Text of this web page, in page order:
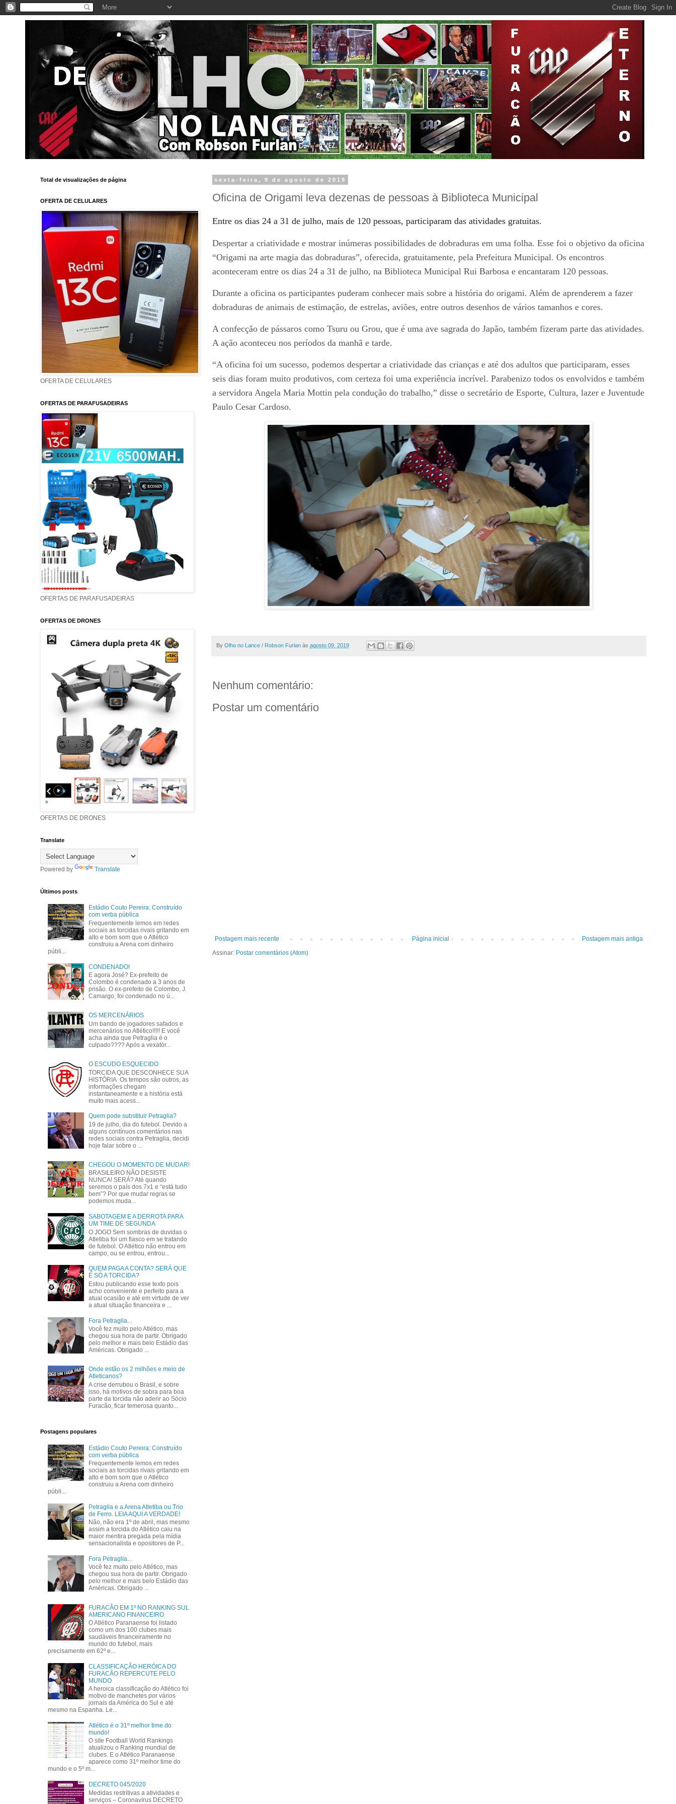
sexta-feira, 9 de agosto de 2019
Oficina de Origami leva dezenas de pessoas à Biblioteca Municipal
Entre os dias 24 a 31 de julho, mais de 120 pessoas, participaram das atividades gratuitas.
Despertar a criatividade e mostrar inúmeras possibilidades de dobraduras em uma folha. Esse foi o objetivo da oficina
“Origami na arte magia das dobraduras”, oferecida, gratuitamente, pela Prefeitura Municipal. Os encontros
aconteceram entre os dias 24 a 31 de julho, na Biblioteca Municipal Rui Barbosa e encantaram 120 pessoas.
Durante a oficina os participantes puderam conhecer mais sobre a história do origami. Além de aprenderem a fazer
dobraduras de animais de estimação, de estrelas, aviões, entre outros desenhos de vários tamanhos e cores.
A confecção de pássaros como Tsuru ou Grou, que é uma ave sagrada do Japão, também fizeram parte das atividades.
A ação aconteceu nos períodos da manhã e tarde.
“A oficina foi um sucesso, podemos despertar a criatividade das crianças e até dos adultos que participaram, esses
seis dias foram muito produtivos, com certeza foi uma experiência incrível. Parabenizo todos os envolvidos e também
a servidora Angela Maria Mottin pela condução do trabalho,” disse o secretário de Esporte, Cultura, lazer e Juventude
Paulo Cesar Cardoso.
By Olho no Lance / Robson Furlan às agosto 09, 2019
Nenhum comentário:
Postar um comentário
Postagem mais recente Postagem mais antiga
Página inicial
Assinar: Postar comentários (Atom)
Total de visualizações de página
OFERTA DE CELULARES
OFERTA DE CELULARES
OFERTAS DE PARAFUSADEIRAS
OFERTAS DE PARAFUSADEIRAS
OFERTAS DE DRONES
OFERTAS DE DRONES
Translate
Powered by Translate
Últimos posts
Estádio Couto Pereira: Construído
com verba pública
Frequentemente lemos em redes
sociais as torcidas rivais gritando em
alto e bom som que o Atlético
construiu a Arena com dinheiro
públi...
CONDENADO!
E agora José? Ex-prefeito de
Colombo é condenado a 3 anos de
prisão. O ex-prefeito de Colombo, J.
Camargo, foi condenado no ú...
OS MERCENÁRIOS
Um bando de jogadores safados e
mercenários no Atlético!!!!! E você
acha ainda que Petraglia é o
culpado???? Após a vexatór...
O ESCUDO ESQUECIDO
TORCIDA QUE DESCONHECE SUA
HISTÓRIA Os tempos são outros, as
informações chegam
instantaneamente e a história está
muito mais acess...
Quem pode substituir Petraglia?
19 de julho, dia do futebol. Devido a
alguns contínuos comentários nas
redes sociais contra Petraglia, decidi
hoje falar sobre o ...
CHEGOU O MOMENTO DE MUDAR!
BRASILEIRO NÃO DESISTE
NUNCA! SERÁ? Até quando
seremos o país dos 7x1 e “está tudo
bem”? Por que mudar regras se
podemos muda...
SABOTAGEM E A DERROTA PARA
UM TIME DE SEGUNDA
O JOGO Sem sombras de duvidas o
Atletiba foi um fiasco em se tratando
de futebol. O Atlético não entrou em
campo, ou se entrou, entrou...
QUEM PAGA A CONTA? SERÁ QUE
É SÓ A TORCIDA?
Estou publicando esse texto pois
acho conveniente e perfeito para a
atual ocasião e até em virtude de ver
a atual situação financeira e ...
Fora Petraglia...
Você fez muito pelo Atlético, mas
chegou sua hora de partir. Obrigado
pelo melhor e mais belo Estádio das
Américas. Obrigado ...
Onde estão os 2 milhões e meio de
Atleticanos?
A crise derrubou o Brasil, e sobre
isso, há motivos de sobra para boa
parte da torcida não aderir ao Sócio
Furacão, ficar temerosa quanto...
Postagens populares
Estádio Couto Pereira: Construído
com verba pública
Frequentemente lemos em redes
sociais as torcidas rivais gritando em
alto e bom som que o Atlético
construiu a Arena com dinheiro
públi...
Petraglia e a Arena Atletiba ou Trio
de Ferro. LEIA AQUI A VERDADE!
Não, não era 1º de abril, mas mesmo
assim a torcida do Atlético caiu na
maior mentira pregada pela mídia
sensacionalista e opositores de P...
Fora Petraglia...
Você fez muito pelo Atlético, mas
chegou sua hora de partir. Obrigado
pelo melhor e mais belo Estádio das
Américas. Obrigado ...
FURACÃO EM 1º NO RANKING SUL
AMERICANO FINANCEIRO
O Atlético Paranaense foi listado
como um dos 100 clubes mais
saudáveis financeiramente no
mundo do futebol, mais
precisamente em 62º e...
CLASSIFICAÇÃO HERÓICA DO
FURACÃO REPERCUTE PELO
MUNDO
A heroica classificação do Atlético foi
motivo de manchetes por vários
jornais da América do Sul e até
mesmo na Espanha. Le...
Atlético é o 31º melhor time do
mundo!
O site Football World Rankings
atualizou o Ranking mundial de
clubes. E o Atlético Paranaense
aparece como 31º melhor time do
mundo e o 5º m...
DECRETO 045/2020
Medidas restritivas a atividades e
serviços – Coronavírus DECRETO